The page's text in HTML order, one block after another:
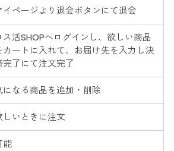
イページより退会ボタンにて退会
ス活SHOPへログインし、欲しい商品
カートに入れて、お届け先を入力し決
完了にて注文完了
になる商品を追加・削除
しいときに注文
能